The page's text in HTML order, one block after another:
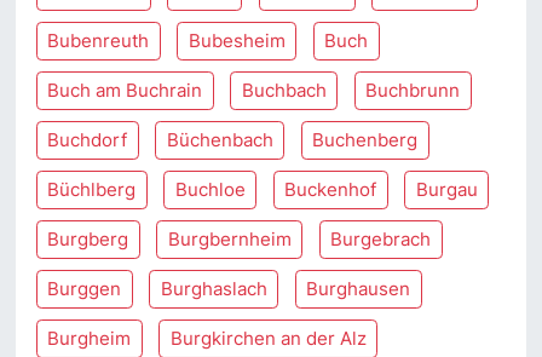
Bubenreuth Bubesheim Buch
Buch am Buchrain Buchbach Buchbrunn
Buchdorf Büchenbach Buchenberg
Büchlberg Buchloe Buckenhof Burgau
Burgberg Burgbernheim Burgebrach
Burggen Burghaslach Burghausen
Burgheim Burgkirchen an der Alz